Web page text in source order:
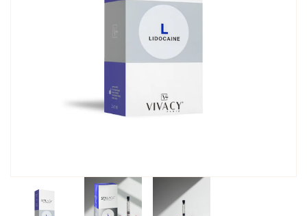
Adresse e-mail (ne sera pas publiée)
Ajouter un avis